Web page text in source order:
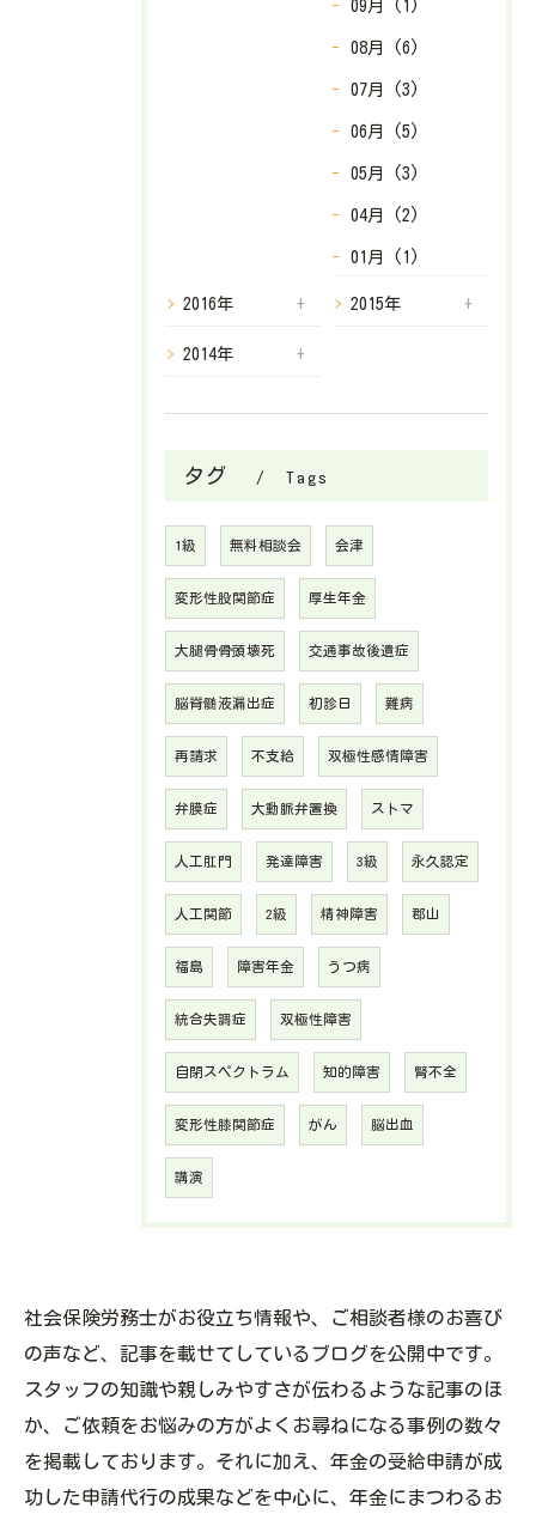
09月 (1)
08月 (6)
07月 (3)
06月 (5)
05月 (3)
04月 (2)
01月 (1)
2016年 2015年
2014年
タグ Tags
1級 無料相談会 会津
変形性股関節症 厚生年金
大腿骨骨頭壊死 交通事故後遺症
脳脊髄液漏出症 初診日 難病
再請求 不支給 双極性感情障害
弁膜症 大動脈弁置換 ストマ
人工肛門 発達障害 3級 永久認定
人工関節 2級 精神障害 郡山
福島 障害年金 うつ病
統合失調症 双極性障害
自閉スペクトラム 知的障害 腎不全
変形性膝関節症 がん 脳出血
講演
社会保険労務士がお役立ち情報や、ご相談者様のお喜び
の声など、記事を載せてしているブログを公開中です。
スタッフの知識や親しみやすさが伝わるような記事のほ
か、ご依頼をお悩みの方がよくお尋ねになる事例の数々
を掲載しております。それに加え、年金の受給申請が成
功した申請代行の成果などを中心に、年金にまつわるお